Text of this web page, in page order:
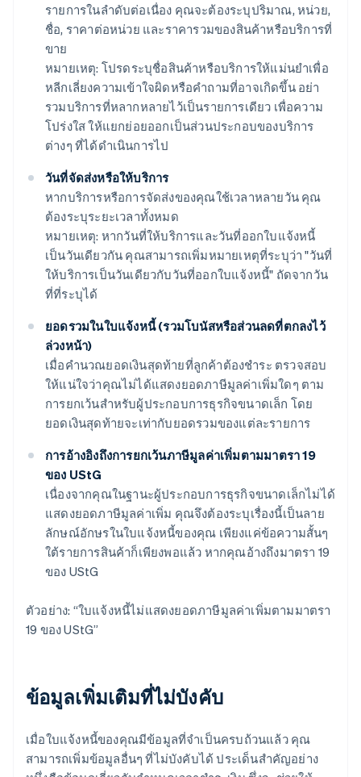
รายการในลำดับต่อเนื่อง คุณจะต้องระบุปริมาณ, หน่วย,
ชื่อ, ราคาต่อหน่วย และราคารวมของสินค้าหรือบริการที่
ขาย
หมายเหตุ: โปรดระบุชื่อสินค้าหรือบริการให้แม่นยำเพื่อ
หลีกเลี่ยงความเข้าใจผิดหรือคำถามที่อาจเกิดขึ้น อย่า
รวมบริการที่หลากหลายไว้เป็นรายการเดียว เพื่อความ
โปร่งใส ให้แยกย่อยออกเป็นส่วนประกอบของบริการ
ต่างๆ ที่ได้ดำเนินการไป
วันที่จัดส่งหรือให้บริการ
หากบริการหรือการจัดส่งของคุณใช้เวลาหลายวัน คุณ
ต้องระบุระยะเวลาทั้งหมด
หมายเหตุ: หากวันที่ให้บริการและวันที่ออกใบแจ้งหนี้
เป็นวันเดียวกัน คุณสามารถเพิ่มหมายเหตุที่ระบุว่า "วันที่
ให้บริการเป็นวันเดียวกับวันที่ออกใบแจ้งหนี้" ถัดจากวัน
ที่ที่ระบุได้
ยอดรวมในใบแจ้งหนี้ (รวมโบนัสหรือส่วนลดที่ตกลงไว้
ล่วงหน้า)
เมื่อคำนวณยอดเงินสุดท้ายที่ลูกค้าต้องชำระ ตรวจสอบ
ให้แน่ใจว่าคุณไม่ได้แสดงยอดภาษีมูลค่าเพิ่มใดๆ ตาม
การยกเว้นสำหรับผู้ประกอบการธุรกิจขนาดเล็ก โดย
ยอดเงินสุดท้ายจะเท่ากับยอดรวมของแต่ละรายการ
การอ้างอิงถึงการยกเว้นภาษีมูลค่าเพิ่มตามมาตรา 19
ของ UStG
เนื่องจากคุณในฐานะผู้ประกอบการธุรกิจขนาดเล็กไม่ได้
แสดงยอดภาษีมูลค่าเพิ่ม คุณจึงต้องระบุเรื่องนี้เป็นลาย
ลักษณ์อักษรในใบแจ้งหนี้ของคุณ เพียงแค่ข้อความสั้นๆ
ใต้รายการสินค้าก็เพียงพอแล้ว หากคุณอ้างถึงมาตรา 19
ของ UStG
ตัวอย่าง: “ใบแจ้งหนี้ไม่แสดงยอดภาษีมูลค่าเพิ่มตามมาตรา
19 ของ UStG”
ข้อมูลเพิ่มเติมที่ไม่บังคับ
เมื่อใบแจ้งหนี้ของคุณมีข้อมูลที่จำเป็นครบถ้วนแล้ว คุณ
สามารถเพิ่มข้อมูลอื่นๆ ที่ไม่บังคับได้ ประเด็นสำคัญอย่าง